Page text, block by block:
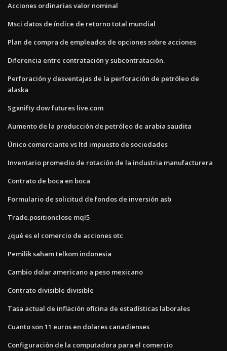
Acciones ordinarias valor nominal
Msci datos de índice de retorno total mundial
Plan de compra de empleados de opciones sobre acciones
Diferencia entre contratación y subcontratación.
Perforación y desventajas de la perforación de petróleo de
alaska
Sgxnifty dow futures live.com
Aumento de la producción de petróleo de arabia saudita
Único comerciante vs ltd impuesto de sociedades
Inventario promedio de rotación de la industria manufacturera
Contrato de boca en boca
Formulario de solicitud de fondos de inversión asb
Trade.positionclose mql5
¿qué es el comercio de acciones otc
Pemilik saham telkom indonesia
Cambio dolar americano a peso mexicano
Contrato divisible divisible
Tasa actual de inflación oficina de estadísticas laborales
Cuanto son 11 euros en dolares canadienses
Configuración de la computadora para el comercio